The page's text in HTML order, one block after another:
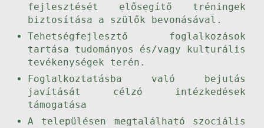
fejlesztését elősegítő tréningek
biztosítása a szülők bevonásával.
Tehetségfejlesztő foglalkozások
tartása tudományos és/vagy kulturális
tevékenységek terén.
Foglalkoztatásba való bejutás
javítását célzó intézkedések
támogatása
A településen megtalálható szociális